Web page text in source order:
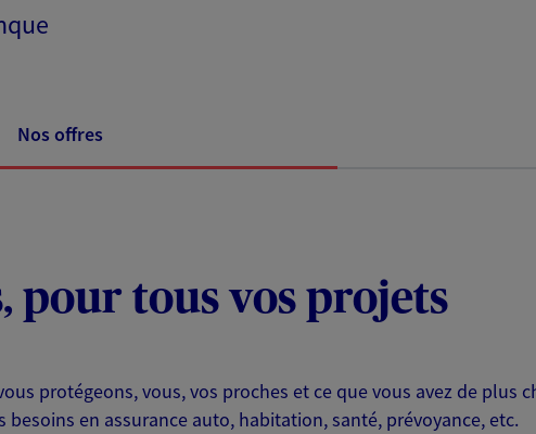
Nos offres
pour tous vos projets
protégeons, vous, vos proches et ce que vous avez de plus
en assurance auto, habitation, santé, prévoyance, etc.